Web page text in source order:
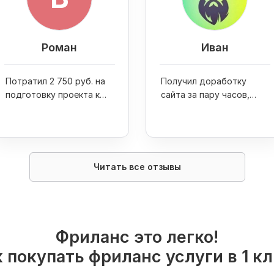
Роман
Потратил 2 750 руб. на
подготовку проекта к
репутации
Иван
Получил доработку
сайта за пару часов,
750 руб.
Читать все отзывы
Фриланс это легко!
покупать фриланс услуги в 1